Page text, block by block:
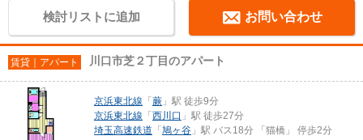
検討リストに追加 お問い合わせ
賃貸｜アパート 川口市芝２丁目のアパート
京浜東北線 「 蕨 」駅 徒歩9分
京浜東北線 「 西川口 」駅 徒歩27分
埼玉高速鉄道 「 鳩ヶ谷 」駅 バス18分 「猫橋」 停歩2分